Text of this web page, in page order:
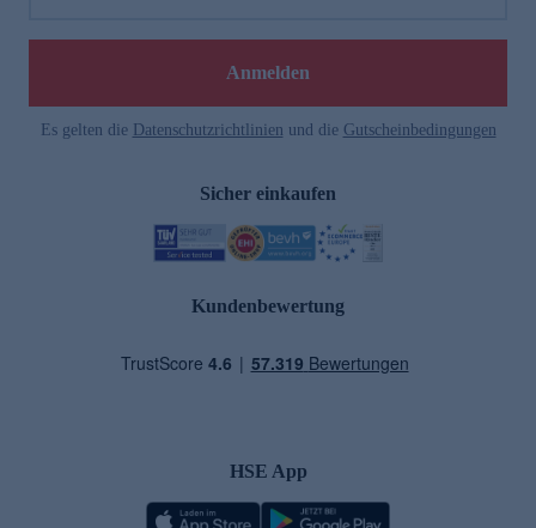
Anmelden
Es gelten die Datenschutzrichtlinien und die Gutscheinbedingungen
Sicher einkaufen
Kundenbewertung
HSE App